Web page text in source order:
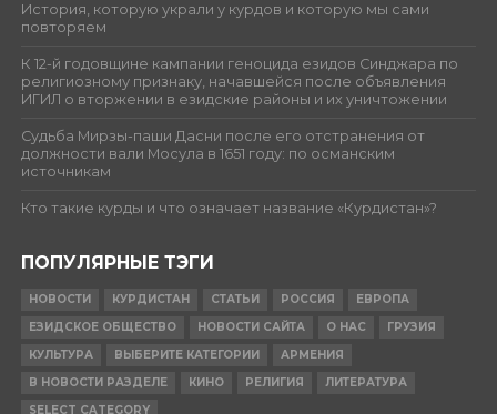
История, которую украли у курдов и которую мы сами
повторяем
К 12-й годовщине кампании геноцида езидов Синджара по
религиозному признаку, начавшейся после объявления
ИГИЛ о вторжении в езидские районы и их уничтожении
Судьба Мирзы-паши Дасни после его отстранения от
должности вали Мосула в 1651 году: по османским
источникам
Кто такие курды и что означает название «Курдистан»?
ПОПУЛЯРНЫЕ ТЭГИ
НОВОСТИ КУРДИСТАН СТАТЬИ РОССИЯ
ЕВРОПА
ЕЗИДСКОЕ ОБЩЕСТВО
НОВОСТИ САЙТА О НАС
ГРУЗИЯ
КУЛЬТУРА
ВЫБЕРИТЕ КАТЕГОРИИ
АРМЕНИЯ
В НОВОСТИ РАЗДЕЛЕ
КИНО РЕЛИГИЯ
ЛИТЕРАТУРА
SELECT CATEGORY